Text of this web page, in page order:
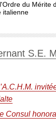
du Mérite
italienne
S.E.
Consul